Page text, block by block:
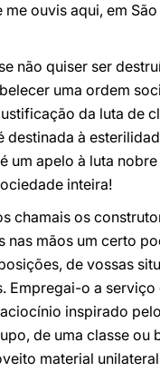
ouvis aqui, em
não quiser ser
uma ordem
da luta de
destinada à
um apelo à luta
inteira!
chamais os
nas mãos um certo
de vossas
Empregai-o a serviço
inspirado
de uma classe ou
material